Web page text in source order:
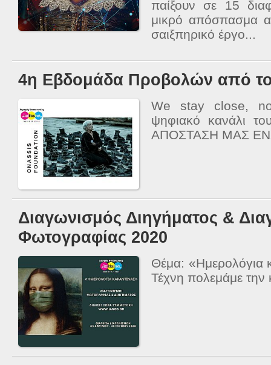
παίξουν σε 15
μικρό απόσπασμα
σαιξπηρικό έργο...
4η Εβδομάδα Προβολών από
We stay close,
ψηφιακό κανάλι
ΑΠΟΣΤΑΣΗ ΜΑΣ
Διαγωνισμός Διηγήματος &
Φωτογραφίας 2020
Θέμα: «Ημερολόγια
Τέχνη πολεμάμε